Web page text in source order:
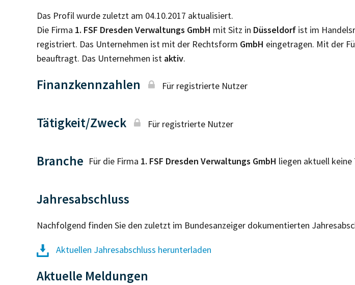
Das Profil wurde zuletzt am 04.10.2017 aktualisiert.
Die Firma 1. FSF Dresden Verwaltungs GmbH mit Sitz in Düsseldorf ist im
registriert. Das Unternehmen ist mit der Rechtsform GmbH eingetragen. Mit der
beauftragt. Das Unternehmen ist aktiv.
Finanzkennzahlen Für registrierte Nutzer
Tätigkeit/Zweck Für registrierte Nutzer
Branche Für die Firma 1. FSF Dresden Verwaltungs GmbH liegen aktuell
Jahresabschluss
Nachfolgend finden Sie den zuletzt im Bundesanzeiger dokumentierten
Aktuellen Jahresabschluss herunterladen
Aktuelle Meldungen